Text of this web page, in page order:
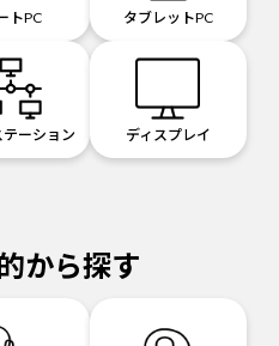
トPC タブレットPC
ーション ディスプレイ
から探す